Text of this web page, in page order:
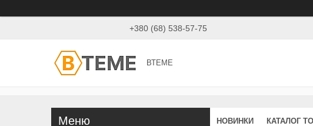
+380 (68) 538-57-75
ВТЕМЕ
НОВИНКИ КАТАЛОГ